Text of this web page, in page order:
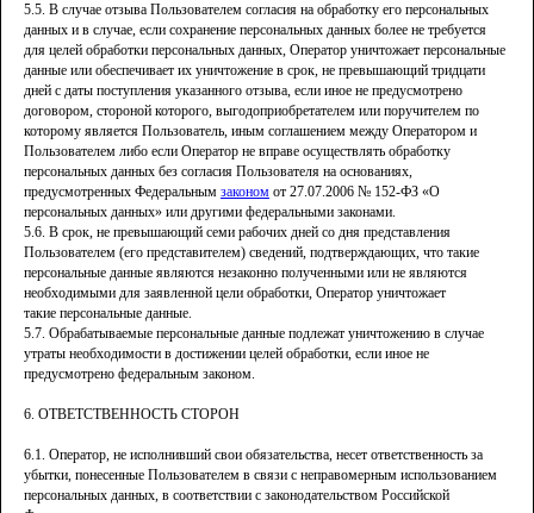
5.5. В случае отзыва Пользователем согласия на обработку его персональных
данных и в случае, если сохранение персональных данных более не требуется
для целей обработки персональных данных, Оператор уничтожает персональные
данные или обеспечивает их уничтожение в срок, не превышающий тридцати
дней с даты поступления указанного отзыва, если иное не предусмотрено
договором, стороной которого, выгодоприобретателем или поручителем по
которому является Пользователь, иным соглашением между Оператором и
Пользователем либо если Оператор не вправе осуществлять обработку
персональных данных без согласия Пользователя на основаниях,
предусмотренных Федеральным законом от 27.07.2006 № 152-ФЗ «О
персональных данных» или другими федеральными законами.
5.6. В срок, не превышающий семи рабочих дней со дня представления
Пользователем (его представителем) сведений, подтверждающих, что такие
персональные данные являются незаконно полученными или не являются
необходимыми для заявленной цели обработки, Оператор уничтожает
такие персональные данные.
5.7. Обрабатываемые персональные данные подлежат уничтожению в случае
утраты необходимости в достижении целей обработки, если иное не
предусмотрено федеральным законом.
6. ОТВЕТСТВЕННОСТЬ СТОРОН
6.1. Оператор, не исполнивший свои обязательства, несет ответственность за
убытки, понесенные Пользователем в связи с неправомерным использованием
персональных данных, в соответствии с законодательством Российской